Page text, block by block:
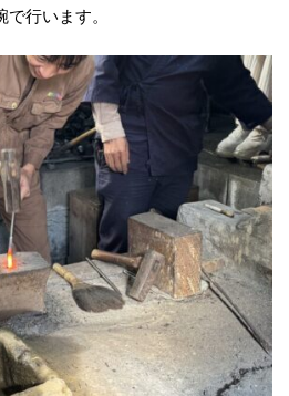
行います。